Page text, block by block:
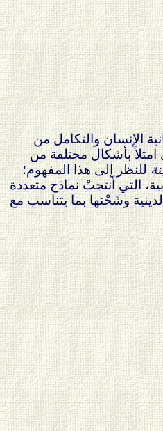
الإنسان والتكامل من
امتلأ بأشكال مختلفة من
للنظر إلى هذا المفهوم؛
التي أنتجتْ نماذج متعددة
وشَحْنها بما يتناسب مع